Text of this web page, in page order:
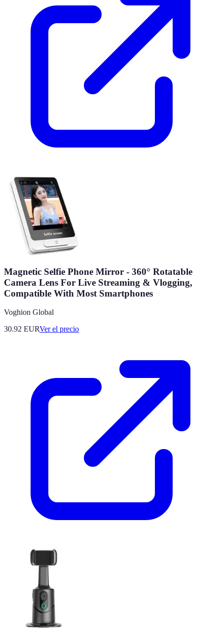
Magnetic Selfie Phone Mirror - 360° Rotatable
Camera Lens For Live Streaming & Vlogging,
Compatible With Most Smartphones
Voghion Global
30.92 EURVer el precio